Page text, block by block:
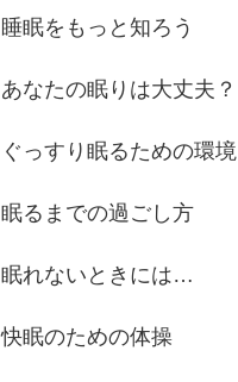
睡眠をもっと知ろう
あなたの眠りは大丈夫？
ぐっすり眠るための環境
眠るまでの過ごし方
眠れないときには…
快眠のための体操